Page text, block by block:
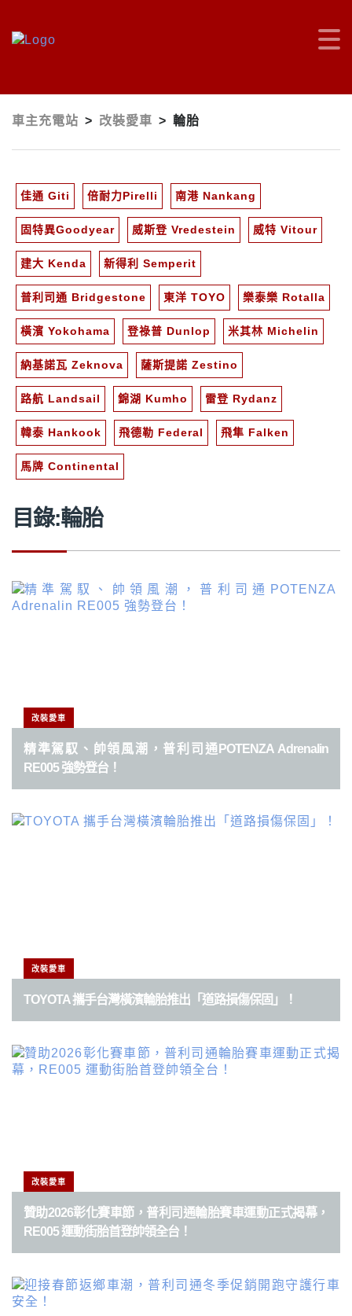
車主充電站 > 改裝愛車 > 輪胎
佳通 Giti 倍耐力Pirelli 南港 Nankang
固特異Goodyear 威斯登 Vredestein 威特 Vitour
建大 Kenda 新得利 Semperit
普利司通 Bridgestone 東洋 TOYO 樂泰樂 Rotalla
橫濱 Yokohama 登祿普 Dunlop 米其林 Michelin
納基諾瓦 Zeknova 薩斯提諾 Zestino
路航 Landsail 錦湖 Kumho 雷登 Rydanz
韓泰 Hankook 飛德勒 Federal 飛隼 Falken
馬牌 Continental
目錄:輪胎
改裝愛車
精準駕馭、帥領風潮，普利司通POTENZA Adrenalin
RE005 強勢登台！
改裝愛車
TOYOTA 攜手台灣橫濱輪胎推出「道路損傷保固」！
改裝愛車
贊助2026彰化賽車節，普利司通輪胎賽車運動正式揭幕，
RE005 運動街胎首登帥領全台！
文